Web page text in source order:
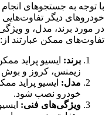
با توجه به جستجوهای
خودروهای دیگر
در مورد برند، مدل، و
تفاوت‌های ممکن عبارتند از:
برند: ایسیو پراید
زیمنس، کروز و بوش
مدل: ایسیو پراید
خودرو نصب شود.
ویژگی‌های فنی: